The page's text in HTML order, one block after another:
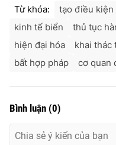
Từ khóa: tạo điều kiện
kinh tế biển
thủ tục
hiện đại hóa
khai thác
bất hợp pháp
cơ quan
Bình luận (0)